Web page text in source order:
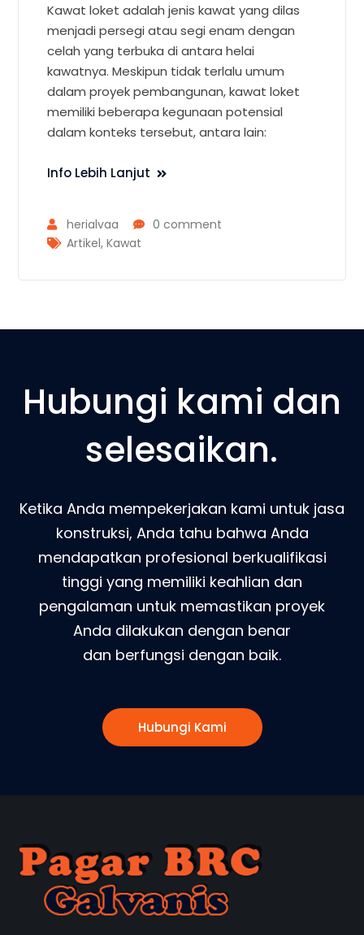
Kawat loket adalah jenis kawat yang dilas
menjadi persegi atau segi enam dengan
celah yang terbuka di antara helai
kawatnya. Meskipun tidak terlalu umum
dalam proyek pembangunan, kawat loket
memiliki beberapa kegunaan potensial
dalam konteks tersebut, antara lain:
Info Lebih Lanjut
herialvaa
0 comment
Artikel,Kawat
Hubungi kami dan
selesaikan.
Ketika Anda mempekerjakan kami untuk jasa
konstruksi, Anda tahu bahwa Anda
mendapatkan profesional berkualifikasi
tinggi yang memiliki keahlian dan
pengalaman untuk memastikan proyek
Anda dilakukan dengan benar
dan berfungsi dengan baik.
Hubungi Kami